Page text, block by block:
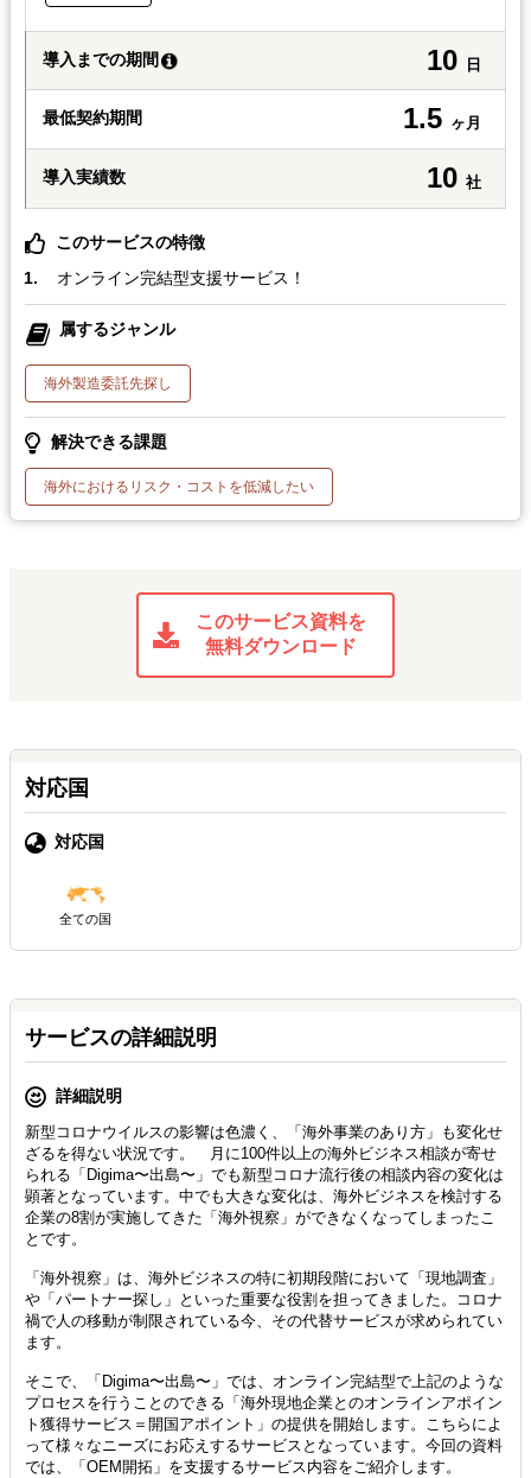
導入までの期間 10 日
最低契約期間 1.5 ヶ月
導入実績数 10 社
このサービスの特徴
オンライン完結型支援サービス！
属するジャンル
海外製造委託先探し
解決できる課題
海外におけるリスク・コストを低減したい
このサービス資料を
無料ダウンロード
対応国
対応国
全ての国
サービスの詳細説明
詳細説明
新型コロナウイルスの影響は色濃く、「海外事業のあり方」も変化せ
ざるを得ない状況です。 月に100件以上の海外ビジネス相談が寄せ
られる「Digima〜出島〜」でも新型コロナ流行後の相談内容の変化は
顕著となっています。中でも大きな変化は、海外ビジネスを検討する
企業の8割が実施してきた「海外視察」ができなくなってしまったこ
とです。
「海外視察」は、海外ビジネスの特に初期段階において「現地調査」
や「パートナー探し」といった重要な役割を担ってきました。コロナ
禍で人の移動が制限されている今、その代替サービスが求められてい
ます。
そこで、「Digima〜出島〜」では、オンライン完結型で上記のような
プロセスを行うことのできる「海外現地企業とのオンラインアポイン
ト獲得サービス＝開国アポイント」の提供を開始します。こちらによ
って様々なニーズにお応えするサービスとなっています。今回の資料
では、「OEM開拓」を支援するサービス内容をご紹介します。